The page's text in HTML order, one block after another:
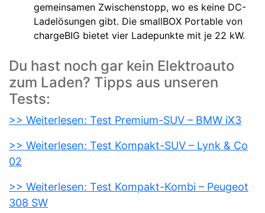
gemeinsamen Zwischenstopp, wo es keine DC-
Ladelösungen gibt. Die smallBOX Portable von
chargeBIG bietet vier Ladepunkte mit je 22 kW.
Du hast noch gar kein Elektroauto
zum Laden? Tipps aus unseren
Tests:
>> Weiterlesen: Test Premium-SUV – BMW iX3
>> Weiterlesen: Test Kompakt-SUV – Lynk & Co
02
>> Weiterlesen: Test Kompakt-Kombi – Peugeot
308 SW